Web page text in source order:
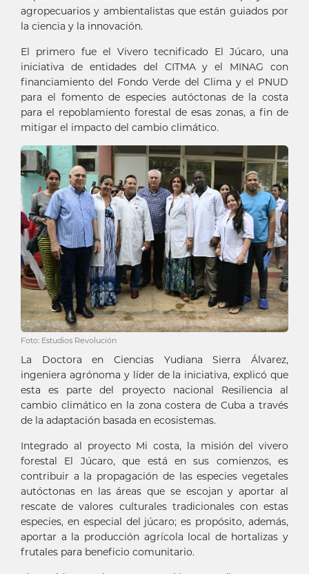
agropecuarios y ambientalistas que están guiados por
la ciencia y la innovación.
El primero fue el Vivero tecnificado El Júcaro, una
iniciativa de entidades del CITMA y el MINAG con
financiamiento del Fondo Verde del Clima y el PNUD
para el fomento de especies autóctonas de la costa
para el repoblamiento forestal de esas zonas, a fin de
mitigar el impacto del cambio climático.
Foto: Estudios Revolución
La Doctora en Ciencias Yudiana Sierra Álvarez,
ingeniera agrónoma y líder de la iniciativa, explicó que
esta es parte del proyecto nacional Resiliencia al
cambio climático en la zona costera de Cuba a través
de la adaptación basada en ecosistemas.
Integrado al proyecto Mi costa, la misión del vivero
forestal El Júcaro, que está en sus comienzos, es
contribuir a la propagación de las especies vegetales
autóctonas en las áreas que se escojan y aportar al
rescate de valores culturales tradicionales con estas
especies, en especial del júcaro; es propósito, además,
aportar a la producción agrícola local de hortalizas y
frutales para beneficio comunitario.